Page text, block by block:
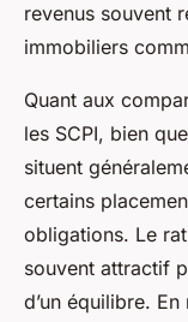
revenus souvent
immobiliers
Quant aux
les SCPI, bien
situent
certains
obligations. Le
souvent attractif
d’un équilibre.